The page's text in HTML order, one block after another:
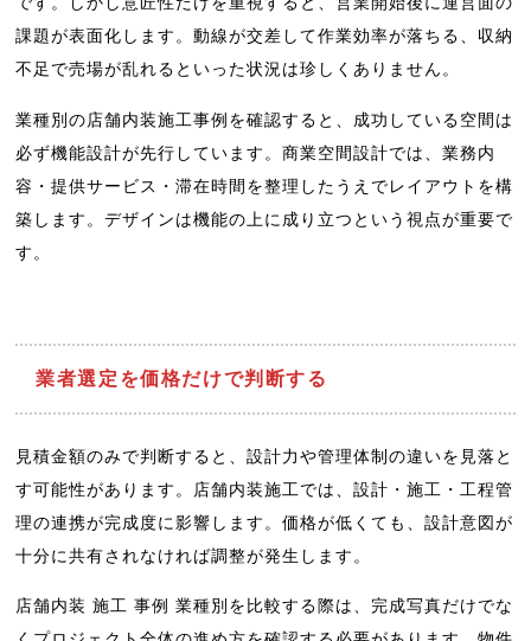
課題が表面化します。動線が交差して作業効率が落ちる、収納
不足で売場が乱れるといった状況は珍しくありません。
業種別の店舗内装施工事例を確認すると、成功している空間は
必ず機能設計が先行しています。商業空間設計では、業務内
容・提供サービス・滞在時間を整理したうえでレイアウトを構
築します。デザインは機能の上に成り立つという視点が重要で
す。
業者選定を価格だけで判断する
見積金額のみで判断すると、設計力や管理体制の違いを見落と
す可能性があります。店舗内装施工では、設計・施工・工程管
理の連携が完成度に影響します。価格が低くても、設計意図が
十分に共有されなければ調整が発生します。
店舗内装 施工 事例 業種別を比較する際は、完成写真だけでな